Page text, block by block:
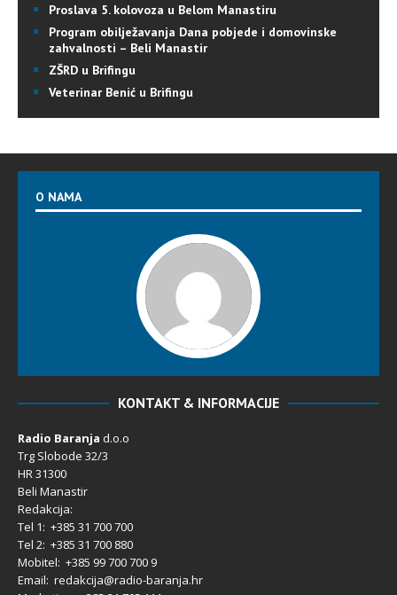
Proslava 5. kolovoza u Belom Manastiru
Program obilježavanja Dana pobjede i domovinske
zahvalnosti – Beli Manastir
ZŠRD u Brifingu
Veterinar Benić u Brifingu
O NAMA
KONTAKT & INFORMACIJE
Radio Baranja d.o.o
Trg Slobode 32/3
HR 31300
Beli Manastir
Redakcija:
Tel 1: +385 31 700 700
Tel 2: +385 31 700 880
Mobitel: +385 99 700 700 9
Email: redakcija@radio-baranja.hr